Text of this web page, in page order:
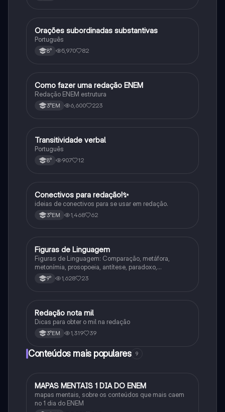
Português
Orações subordinadas substantivas
Português
8° 5,970 82
Português
Como fazer uma redação ENEM
Redação ENEM estrutura
3°EM 6,600 223
Português
Transitividade verbal
Português
8° 907 12
Português
Conectivos para redação!✨
ideias de conectivos para se usar em redação.
3°EM 1,468 62
Português
Figuras de Linguagem
Figuras de Linguagem: Comparação, metáfora,
metonímia, prosopoeia, antítese, paradoxo,
eufemismo, hipérbole e onomatopeia
9° 1,628 23
Português
Redação nota mil
Dicas para obter o mil na redação
3°EM 1,319 39
Conteúdos mais populares 9
Português
MAPAS MENTAIS 1 DIA DO ENEM
mapas mentais, sobre os conteúdos que mais caem
no 1 dia do ENEM